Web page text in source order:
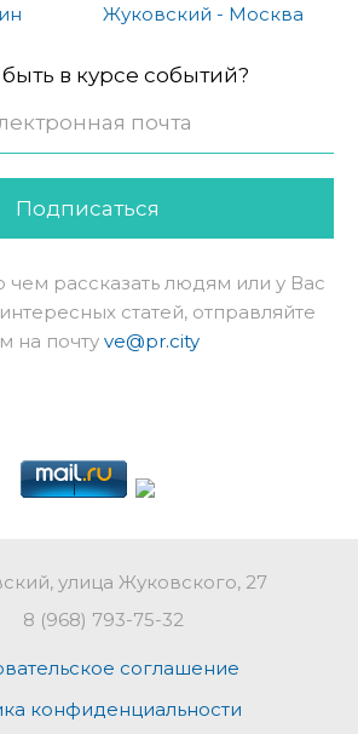
Жуковский - Москва
быть в курсе событий?
Подписаться
чем рассказать людям или у Вас
статей, отправляйте
на почту ve@pr.city
улица Жуковского, 27
8 (968) 793-75-32
соглашение
конфиденциальности